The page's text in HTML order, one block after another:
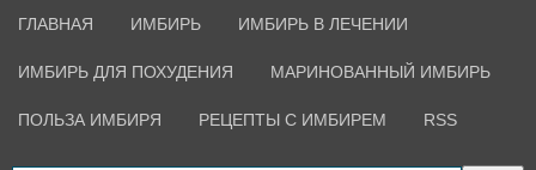
ГЛАВНАЯ ИМБИРЬ ИМБИРЬ В ЛЕЧЕНИИ
ИМБИРЬ ДЛЯ ПОХУДЕНИЯ МАРИНОВАННЫЙ ИМБИРЬ
ПОЛЬЗА ИМБИРЯ РЕЦЕПТЫ С ИМБИРЕМ RSS